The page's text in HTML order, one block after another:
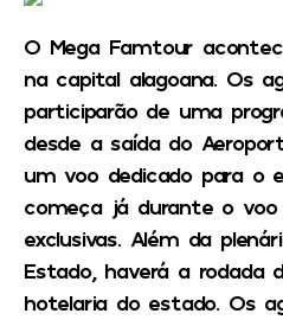
O Mega Famtour
na capital alagoana. Os
participarão de uma
desde a saída do
um voo dedicado para o
começa já durante o
exclusivas. Além da
Estado, haverá a rodada
hotelaria do estado. Os